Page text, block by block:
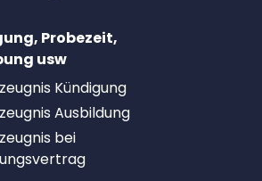
Probezeit,
usw
Kündigung
Ausbildung
bei